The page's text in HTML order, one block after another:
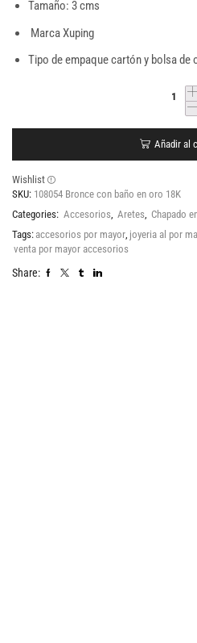
Tamaño: 3 cms
Marca Xuping
Tipo de empaque cartón y bolsa de
Añadir al
Wishlist
SKU: 108054 Bronce con baño en oro 18K
Categories: Accesorios Aretes Chapado
Tags: accesorios por mayor joyeria al por
venta por mayor accesorios
Share: